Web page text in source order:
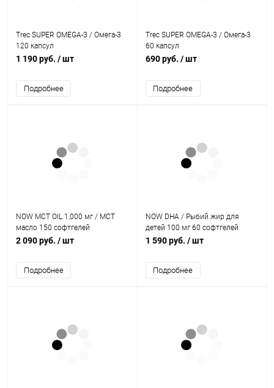
Trec SUPER OMEGA-3 / Омега-3
120 капсул
1 190 руб. / шт
Подробнее
Trec SUPER OMEGA-3 / Омега-3
60 капсул
690 руб. / шт
Подробнее
NOW MCT OIL 1,000 мг / МСТ
масло 150 софтгелей
2 090 руб. / шт
Подробнее
NOW DHA / Рыбий жир для
детей 100 мг 60 софтгелей
1 590 руб. / шт
Подробнее